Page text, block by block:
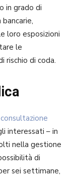
in grado di
loro esposizioni
le
rischio di coda.
consultazione
interessati – in
nella gestione
di
sei settimane,